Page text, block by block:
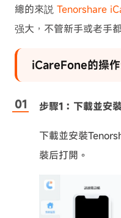
總的來説 Tenorshare
强大，不管新手或老手
iCareFone的操
步驟1：下載並
下載並安裝
裝后打開。